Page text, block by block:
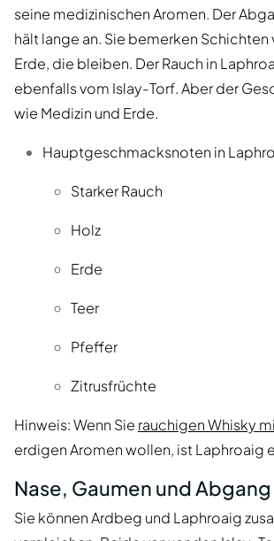
seine medizinischen Aromen. Der
hält lange an. Sie bemerken Schichten
Erde, die bleiben. Der Rauch in
ebenfalls vom Islay-Torf. Aber der
wie Medizin und Erde.
Hauptgeschmacksnoten in
Starker Rauch
Holz
Erde
Teer
Pfeffer
Zitrusfrüchte
Hinweis: Wenn Sie rauchigen Whisky
erdigen Aromen wollen, ist Laphroaig
Nase, Gaumen und Abgang
Sie können Ardbeg und Laphroaig